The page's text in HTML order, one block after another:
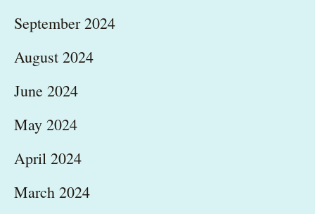
September 2024
August 2024
June 2024
May 2024
April 2024
March 2024